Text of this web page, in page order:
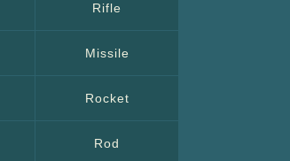
Rifle
Missile
Rocket
Rod